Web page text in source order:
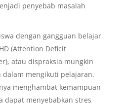
penyebab masalah
dengan gangguan belajar
(Attention Deficit
atau dispraksia mungkin
dalam mengikuti pelajaran.
menghambat kemampuan
dapat menyebabkan stres